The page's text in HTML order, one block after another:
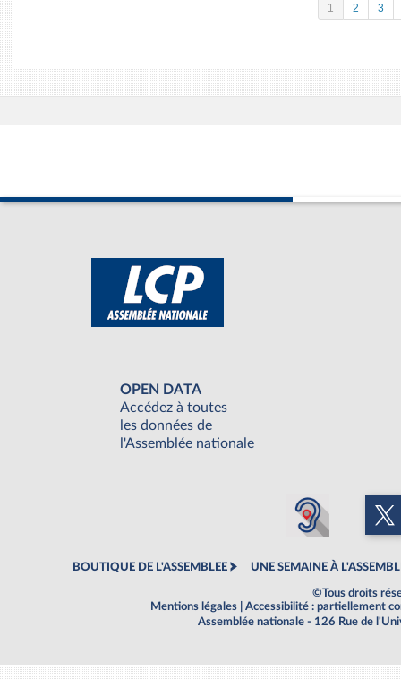
1 2 3
OPEN DATA
Accédez à toutes
les données de
l'Assemblée nationale
BOUTIQUE DE L'ASSEMBLEE UNE SEMAINE À
©Tous droits
Mentions légales
Accessibilité : partiellement
Assemblée nationale - 126 Rue de